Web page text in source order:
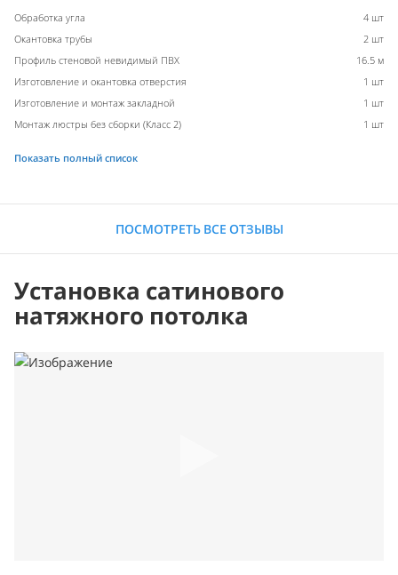
Обработка угла
4 шт
Окантовка трубы
2 шт
Профиль стеновой невидимый ПВХ
16.5 м
Изготовление и окантовка отверстия
1 шт
Изготовление и монтаж закладной
1 шт
Монтаж люстры без сборки (Класс 2)
1 шт
Показать полный список
ПОСМОТРЕТЬ ВСЕ ОТЗЫВЫ
Установка сатинового
натяжного потолка